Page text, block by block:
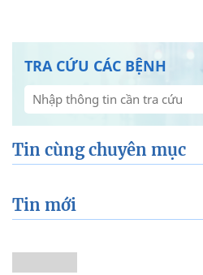
TRA CỨU CÁC BỆNH
Tin cùng chuyên mục
Tin mới